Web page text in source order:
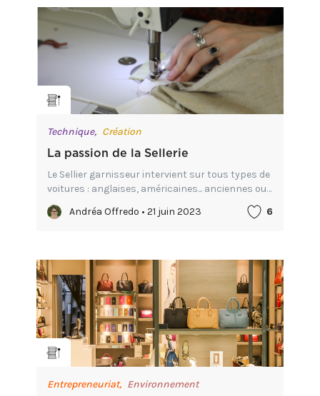
Technique, Création
La passion de la Sellerie
Le Sellier garnisseur intervient sur tous types de
voitures : anglaises, américaines... anciennes ou
neuves. Cela peut aller d'une petite réparation à
une rénovation totale.
Andréa Offredo • 21 juin 2023 6
Entrepreneuriat, Environnement